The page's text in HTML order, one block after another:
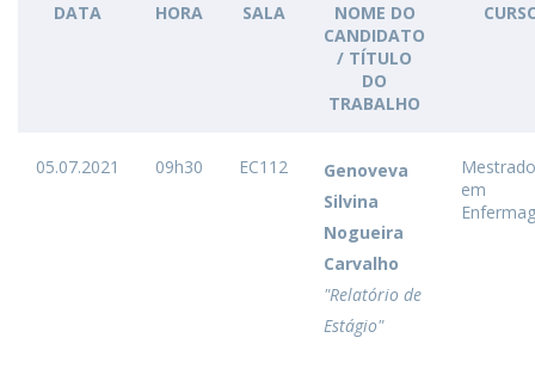
DATA HORA SALA
NOME DO
CANDIDATO
/ TÍTULO
DO
TRABALHO
05.07.2021 09h30 EC112
Genoveva
Silvina
Nogueira
Carvalho
"Relatório de
Estágio"
Mestrado
em